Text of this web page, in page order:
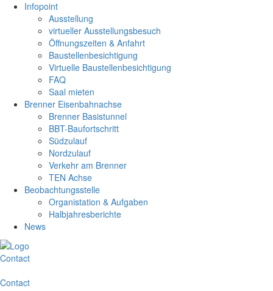
Infopoint
Ausstellung
virtueller Ausstellungsbesuch
Öffnungszeiten & Anfahrt
Baustellenbesichtigung
Virtuelle Baustellenbesichtigung
FAQ
Saal mieten
Brenner Eisenbahnachse
Brenner Basistunnel
BBT-Baufortschritt
Südzulauf
Nordzulauf
Verkehr am Brenner
TEN Achse
Beobachtungsstelle
Organistation & Aufgaben
Halbjahresberichte
News
Contact
Contact